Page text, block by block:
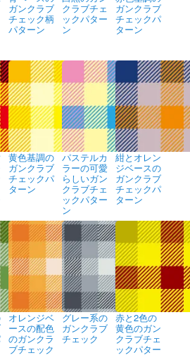
ガンクラブ
チェック柄
パターン
クラブチェ
ックパター
ン
ガンクラブ
チェックパ
ターン
黄色基調の
ガンクラブ
チェックパ
ターン
パステルカ
ラーの可愛
らしいガン
クラブチェ
ックパター
ン
紺とオレン
ジベースの
ガンクラブ
チェックパ
ターン
オレンジベ
ースの配色
のガンクラ
ブチェック
グレー系の
ガンクラブ
チェック
赤と2色の
黄色のガン
クラブチェ
ックパター